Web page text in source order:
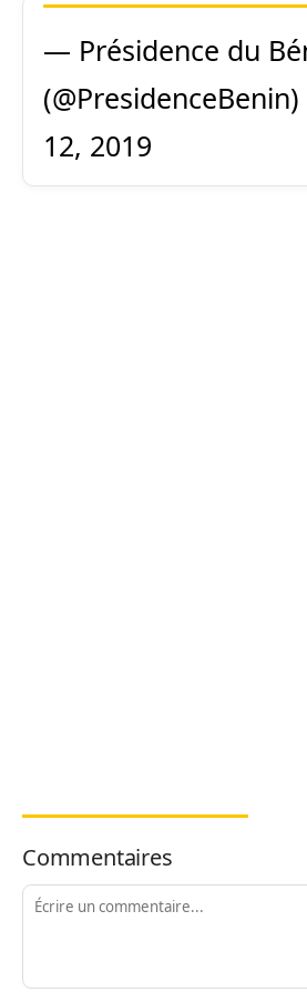
— Présidence du
(@PresidenceBenin)
12, 2019
Commentaires